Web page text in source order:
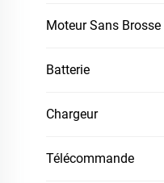
Moteur Sans Brosse
Batterie
Chargeur
Télécommande